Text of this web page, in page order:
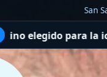
San
bandera de las